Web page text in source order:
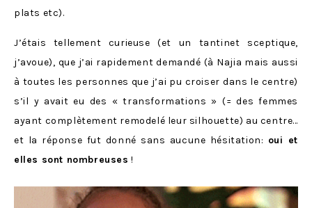
plats etc).
J’étais tellement curieuse (et un tantinet sceptique,
j’avoue), que j’ai rapidement demandé (à Najia mais aussi
à toutes les personnes que j’ai pu croiser dans le centre)
s’il y avait eu des « transformations » (= des femmes
ayant complètement remodelé leur silhouette) au centre…
et la réponse fut donné sans aucune hésitation: oui et
elles sont nombreuses !